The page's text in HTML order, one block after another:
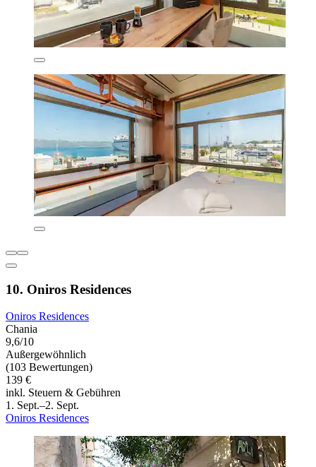
10. Oniros Residences
Oniros Residences
Chania
9,6/10
Außergewöhnlich
(103 Bewertungen)
139 €
inkl. Steuern & Gebühren
1. Sept.–2. Sept.
Oniros Residences